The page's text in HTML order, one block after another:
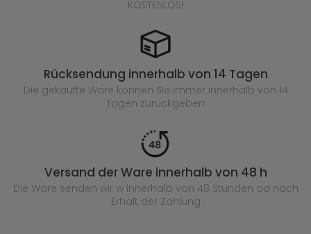
KOSTENLOS!
Rücksendung innerhalb von 14 Tagen
Die gekaufte Ware können Sie immer innerhalb von 14
Tagen zurückgeben
Versand der Ware innerhalb von 48 h
Die Ware senden wir w innerhalb von 48 Stunden od nach
Erhalt der Zahlung